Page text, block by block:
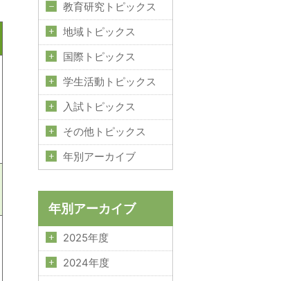
教育研究トピックス
地域トピックス
国際トピックス
学生活動トピックス
入試トピックス
その他トピックス
年別アーカイブ
年別アーカイブ
2025年度
2024年度